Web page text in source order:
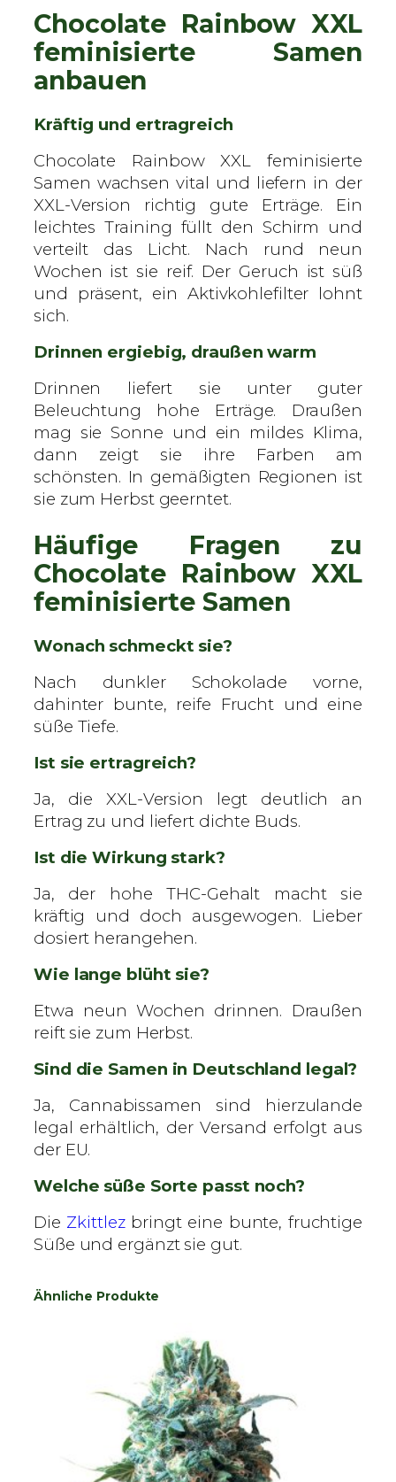
Chocolate Rainbow XXL
feminisierte Samen
anbauen
Kräftig und ertragreich
Chocolate Rainbow XXL feminisierte
Samen wachsen vital und liefern in der
XXL-Version richtig gute Erträge. Ein
leichtes Training füllt den Schirm und
verteilt das Licht. Nach rund neun
Wochen ist sie reif. Der Geruch ist süß
und präsent, ein Aktivkohlefilter lohnt
sich.
Drinnen ergiebig, draußen warm
Drinnen liefert sie unter guter
Beleuchtung hohe Erträge. Draußen
mag sie Sonne und ein mildes Klima,
dann zeigt sie ihre Farben am
schönsten. In gemäßigten Regionen ist
sie zum Herbst geerntet.
Häufige Fragen zu
Chocolate Rainbow XXL
feminisierte Samen
Wonach schmeckt sie?
Nach dunkler Schokolade vorne,
dahinter bunte, reife Frucht und eine
süße Tiefe.
Ist sie ertragreich?
Ja, die XXL-Version legt deutlich an
Ertrag zu und liefert dichte Buds.
Ist die Wirkung stark?
Ja, der hohe THC-Gehalt macht sie
kräftig und doch ausgewogen. Lieber
dosiert herangehen.
Wie lange blüht sie?
Etwa neun Wochen drinnen. Draußen
reift sie zum Herbst.
Sind die Samen in Deutschland legal?
Ja, Cannabissamen sind hierzulande
legal erhältlich, der Versand erfolgt aus
der EU.
Welche süße Sorte passt noch?
Die Zkittlezbringt eine bunte, fruchtige
Süße und ergänzt sie gut.
Ähnliche Produkte